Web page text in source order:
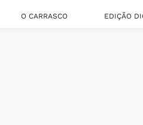
O CARRASCO EDIÇÃO